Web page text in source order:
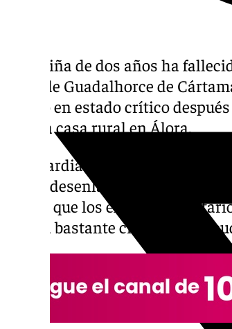
Una niña de dos años ha
Valle de Guadalhorce de
centro en estado crítico
de una casa rural en Álora.
La Guardia Civil se encuentra
que el desenlace trágico
Pese a que los efectivos
estaba bastante crítica y solo